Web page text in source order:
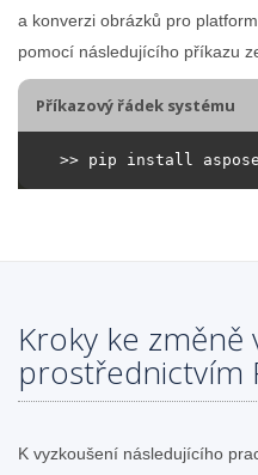
a konverzi obrázků pro
pomocí následujícího příkazu
Příkazový řádek systému
Kroky ke změně
prostřednictvím
K vyzkoušení následujícího